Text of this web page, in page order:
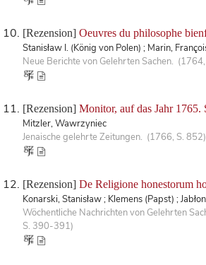
[Rezension] Oeuvres du philosophe
Stanisław I. (König von Polen) ; Marin,
Neue Berichte von Gelehrten Sachen.
[Rezension] Monitor, auf das Jahr 1765.
Mitzler, Wawrzyniec
Jenaische gelehrte Zeitungen. (1766, S. 852)
[Rezension] De Religione honestorum
Konarski, Stanisław ; Klemens (Papst) ;
Wöchentliche Nachrichten von Gelehrten
S. 390-391)